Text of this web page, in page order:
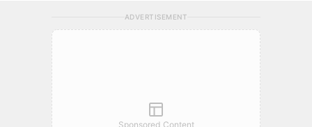
ADVERTISEMENT
Sponsored Content